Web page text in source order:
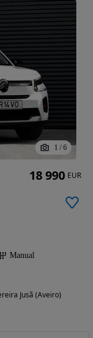
1 / 6
Manual
Jusã (Aveiro)
18 990 EUR